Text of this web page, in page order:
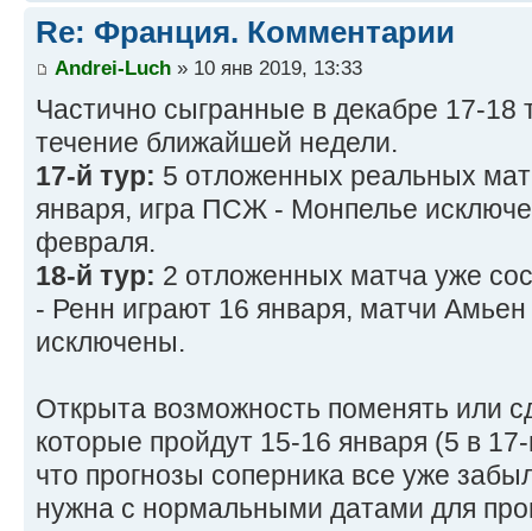
Re: Франция. Комментарии
Andrei-Luch » 10 янв 2019, 13:33
Частично сыгранные в декабре 17-
течение ближайшей недели.
17-й тур: 5 отложенных реальных
января, игра ПСЖ - Монпелье
февраля.
18-й тур: 2 отложенных матча уже
- Ренн играют 16 января, матчи
исключены.
Открыта возможность поменять или
которые пройдут 15-16 января (5 в
что прогнозы соперника все уже
нужна с нормальными датами для